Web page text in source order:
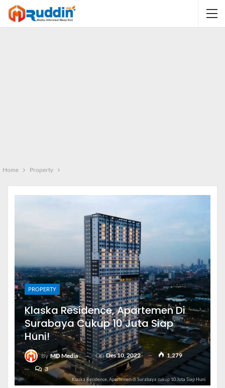
Home Property
PROPERTY
Klaska Residence, Apartemen Di
Surabaya Cukup 10 Juta Siap
Huni!
ByMD Media OnDes 10, 2022
1,279
3
Klaska Residence, Apartemen di Surabaya cukup 10 Juta Siap Huni